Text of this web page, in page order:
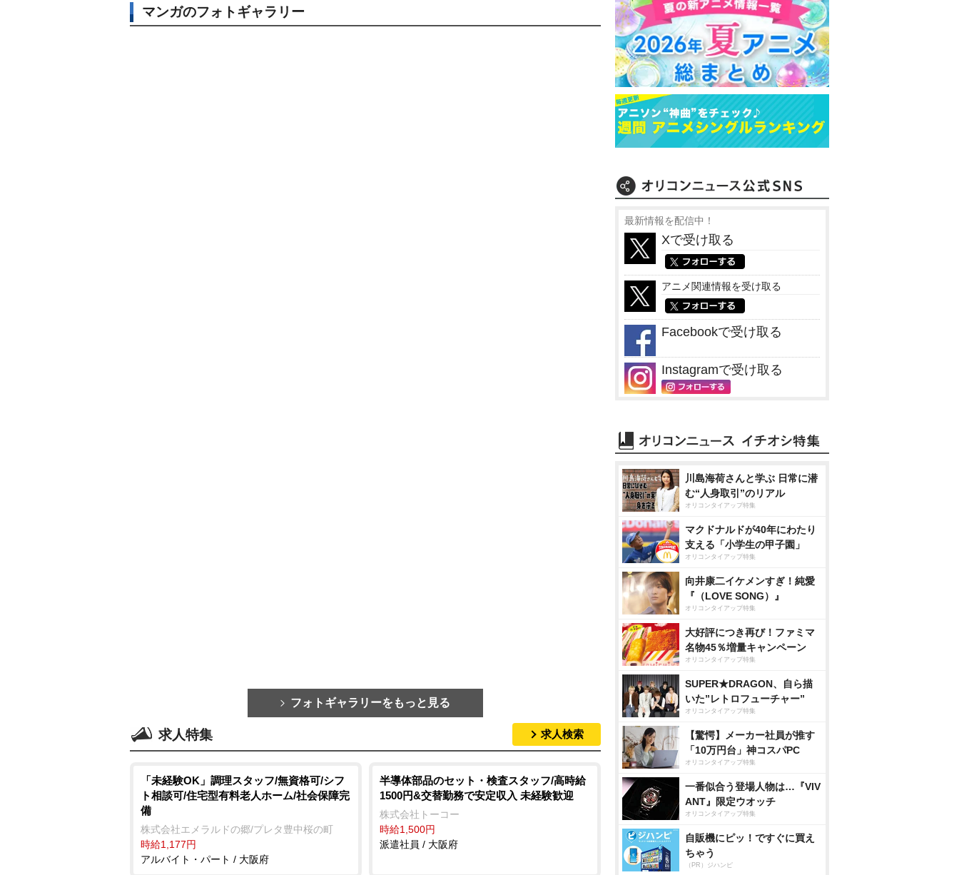
マンガのフォトギャラリー
フォトギャラリーをもっと見る
求人特集 求人検索
「未経験OK」調理スタッフ/無資格可/シフ
ト相談可/住宅型有料老人ホーム/社会保障完
備
株式会社エメラルドの郷/プレタ豊中桜の町
時給1,177円
アルバイト・パート / 大阪府
半導体部品のセット・検査スタッフ/高時給
1500円&交替勤務で安定収入 未経験歓迎
株式会社トーコー
時給1,500円
派遣社員 / 大阪府
最新情報を配信中！
Xで受け取る
アニメ関連情報を受け取る
Facebookで受け取る
Instagramで受け取る
川島海荷さんと学ぶ 日常に潜
む“人身取引”のリアル
オリコンタイアップ特集
マクドナルドが40年にわたり
支える「小学生の甲子園」
オリコンタイアップ特集
向井康二イケメンすぎ！純愛
『（LOVE SONG）』
オリコンタイアップ特集
大好評につき再び！ファミマ
名物45％増量キャンペーン
オリコンタイアップ特集
SUPER★DRAGON、自ら描
いた”レトロフューチャー”
オリコンタイアップ特集
【驚愕】メーカー社員が推す
「10万円台」神コスパPC
オリコンタイアップ特集
一番似合う登場人物は…『VIV
ANT』限定ウオッチ
オリコンタイアップ特集
自販機にピッ！ですぐに買え
ちゃう
（PR）ジハンピ